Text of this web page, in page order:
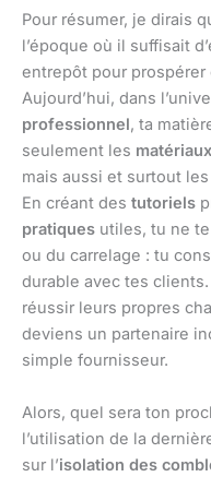
Pour résumer, je dirais
l’époque où il suffisait
entrepôt pour prospérer
Aujourd’hui, dans
professionnel, ta
seulement les
mais aussi et surtout
En créant des tutoriels
pratiques utiles, tu ne
ou du carrelage : tu
durable avec tes
réussir leurs propres
deviens un partenaire
simple fournisseur.
Alors, quel sera ton
l’utilisation de la
sur l’isolation des